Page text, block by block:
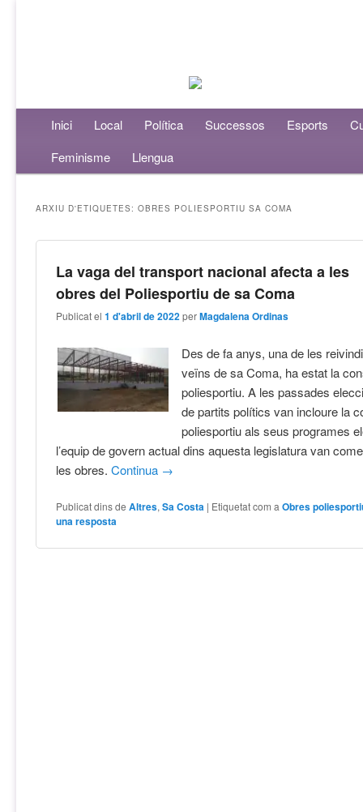
Menú principalAneu al contingut principal
Aneu al contingut secundari
Inici Local Política Successos Esports
Feminisme
Llengua
ARXIU D'ETIQUETES:OBRES POLIESPORTIU SA COMA
La vaga del transport nacional afecta a les
obres del Poliesportiu de sa Coma
Publicat el1 d'abril de 2022 perMagdalena Ordinas
Des de fa anys, una de les
veïns de sa Coma, ha estat la
poliesportiu. A les passades
de partits polítics van incloure la
poliesportiu als seus programes
l’equip de govern actual dins aquesta legislatura van
les obres.Continua →
Publicat dins de Altres,Sa Costa | Etiquetat com a Obres
una resposta